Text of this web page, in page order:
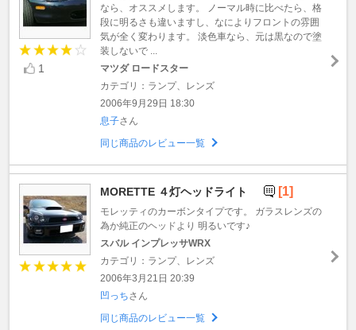
1
なら、オススメします。 ノーマル時に比べたら、格
段に明るさも違いますし、なによりフロントの雰囲
気が全く変わります。 淡色車なら、元は黒なので塗
装しないで ...
マツダ ロードスター
カテゴリ：ランプ、レンズ
2006年9月29日 18:30
息子さん
同じ商品のレビュー一覧
MORETTE ４灯ヘッドライト [1]
モレッティのカーボンタイプです。 ガラスレンズの
為か純正のヘッドより 明るいです♪
スバル インプレッサWRX
カテゴリ：ランプ、レンズ
2006年3月21日 20:39
凹っちさん
同じ商品のレビュー一覧